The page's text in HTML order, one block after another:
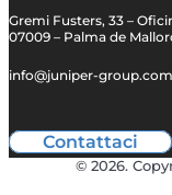
Gremi Fusters, 33 –
07009 – Palma de
info@juniper-group.com
Contattaci
© 2026.